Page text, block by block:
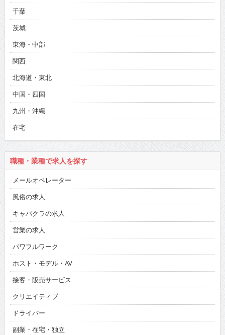
千葉
茨城
東海・中部
関西
北海道・東北
中国・四国
九州・沖縄
在宅
職種・業種で求人を探す
メールオペレーター
風俗の求人
キャバクラの求人
営業の求人
パワフルワーク
ホスト・モデル・AV
接客・販売サービス
クリエイティブ
ドライバー
副業・在宅・独立